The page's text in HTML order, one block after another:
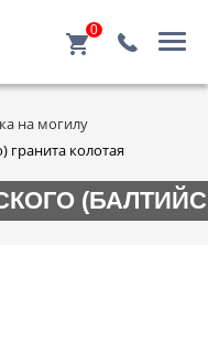
0
на могилу
гранита колотая